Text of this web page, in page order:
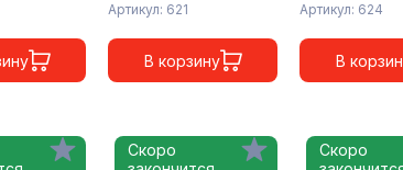
Артикул: 621
В корзину
Артикул: 624
В
Скоро
Скоро